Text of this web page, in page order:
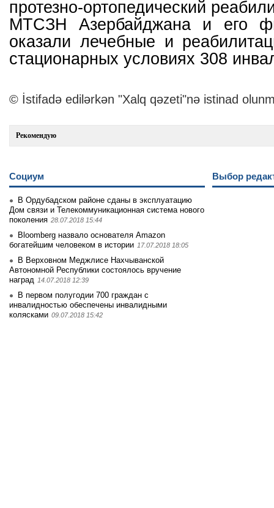
протезно-ортопедический
МТСЗН Азербайджана и его
оказали лечебные и
стационарных условиях 308
© İstifadə edilərkən "Xalq qəzeti"nə istinad
Рекомендую
Социум
В Ордубадском районе сданы в эксплуатацию
Дом связи и Телекоммуникационная система нового
поколения 28.07.2018 15:44
Bloomberg назвало основателя Amazon
богатейшим человеком в истории 17.07.2018 18:05
В Верховном Меджлисе Нахчыванской
Автономной Республики состоялось вручение
наград 14.07.2018 12:39
В первом полугодии 700 граждан с
инвалидностью обеспечены инвалидными
колясками 09.07.2018 15:42
Выбор